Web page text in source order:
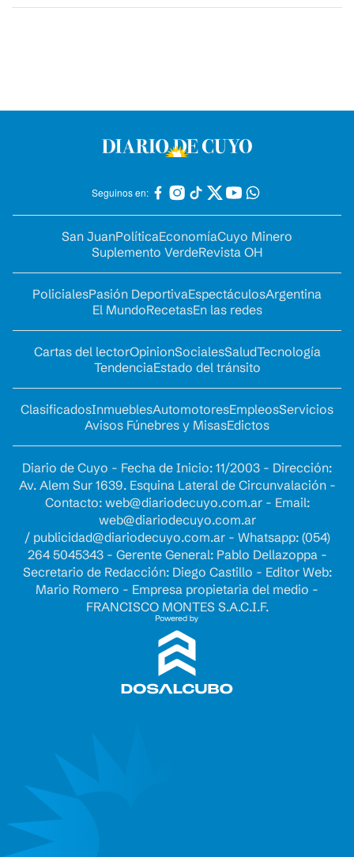
Seguinos en:
San JuanPolíticaEconomíaCuyo Minero
Suplemento VerdeRevista OH
PolicialesPasión DeportivaEspectáculosArgentina
El MundoRecetasEn las redes
Cartas del lectorOpinionSocialesSaludTecnología
TendenciaEstado del tránsito
ClasificadosInmueblesAutomotoresEmpleosServicios
Avisos Fúnebres y MisasEdictos
Diario de Cuyo - Fecha de Inicio: 11/2003 - Dirección:
Av. Alem Sur 1639. Esquina Lateral de Circunvalación -
Contacto: web@diariodecuyo.com.ar- Email:
web@diariodecuyo.com.ar
/ publicidad@diariodecuyo.com.ar- Whatsapp: (054)
264 5045343 - Gerente General: Pablo Dellazoppa -
Secretario de Redacción: Diego Castillo - Editor Web:
Mario Romero - Empresa propietaria del medio -
FRANCISCO MONTES S.A.C.I.F.